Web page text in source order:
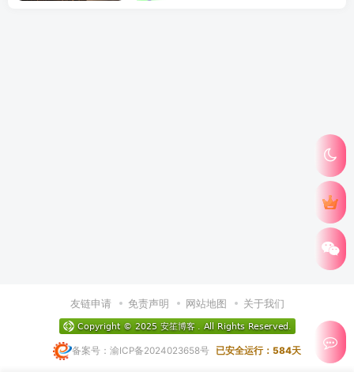
友链申请 免责声明 网站地图 关于我们
备案号：渝ICP备2024023658号 已安全运行：584天